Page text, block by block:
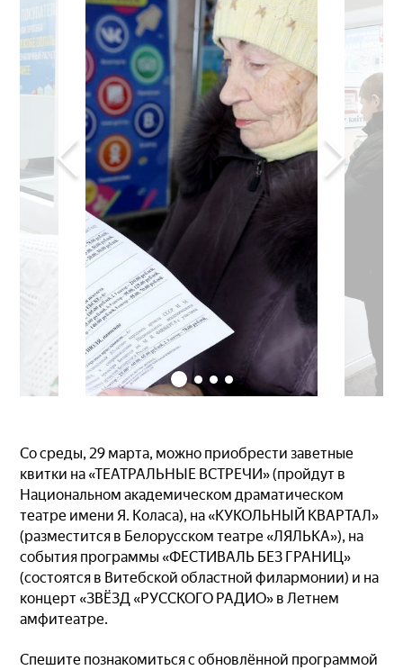
Со среды, 29 марта, можно приобрести заветные
квитки на «ТЕАТРАЛЬНЫЕ ВСТРЕЧИ» (пройдут в
Национальном академическом драматическом
театре имени Я. Коласа), на «КУКОЛЬНЫЙ КВАРТАЛ»
(разместится в Белорусском театре «ЛЯЛЬКА»), на
события программы «ФЕСТИВАЛЬ БЕЗ ГРАНИЦ»
(состоятся в Витебской областной филармонии) и на
концерт «ЗВЁЗД «РУССКОГО РАДИО» в Летнем
амфитеатре.
Спешите познакомиться с обновлённой программой